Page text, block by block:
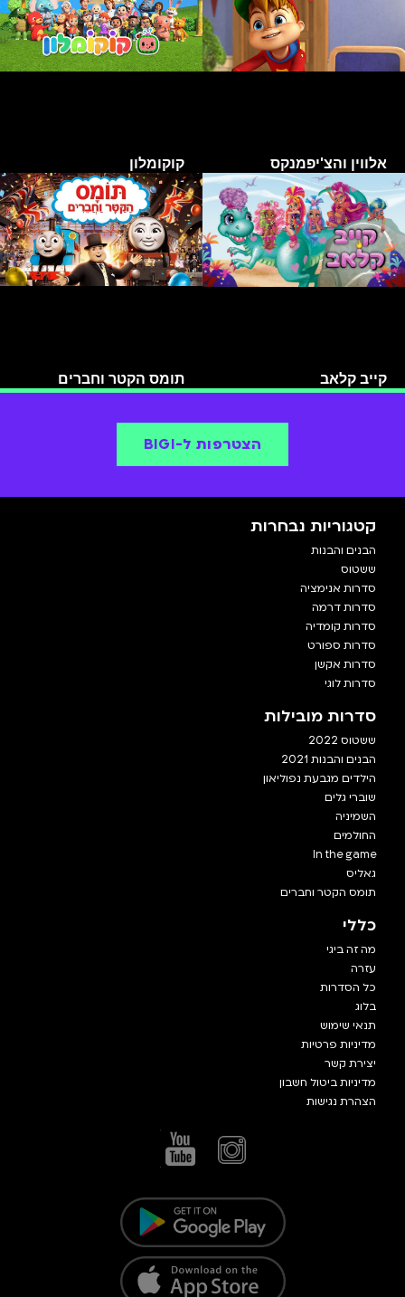
אלווין והצ'יפמנקס קוקומלון
קייב קלאב תומס הקטר וחברים
הצטרפות ל-BIGI
קטגוריות נבחרות
הבנים והבנות
ששטוס
סדרות אנימציה
סדרות דרמה
סדרות קומדיה
סדרות ספורט
סדרות אקשן
סדרות לוגי
סדרות מובילות
ששטוס 2022
הבנים והבנות 2021
הילדים מגבעת נפוליאון
שוברי גלים
השמיניה
החולמים
In the game
גאליס
תומס הקטר וחברים
כללי
מה זה ביגי
עזרה
כל הסדרות
בלוג
תנאי שימוש
מדיניות פרטיות
יצירת קשר
מדיניות ביטול חשבון
הצהרת נגישות